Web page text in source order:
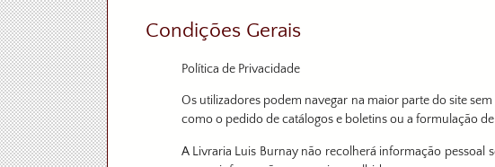
Condições Gerais
Política de Privacidade
Os utilizadores podem navegar na maior parte do site
como o pedido de catálogos e boletins ou a formulação
A Livraria Luis Burnay não recolherá informação pessoal